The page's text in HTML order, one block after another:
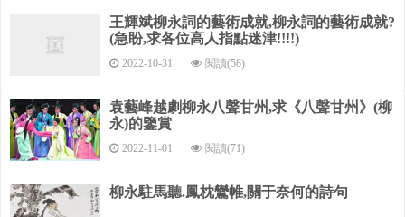
繁華的都市生活，在“倚紅偎翠”、“淺斟低唱”中尋找寄托。
個專力作詞的詞人，他不僅開拓了詞的題材內容，而且制
作了大量的慢詞，發
展了鋪敘手法，促進了詞的通俗化、口語化，在詞史上產
王輝斌柳永詞的藝術成就,柳永詞的藝術成就?
(急盼,求各位高人指點迷津!!!!)
2022-10-31 閱讀(58)
袁藝峰越劇柳永八聲甘州,求《八聲甘州》(柳
永)的鑒賞
2022-11-01 閱讀(71)
柳永駐馬聽.鳳枕鸞帷,關于奈何的詩句